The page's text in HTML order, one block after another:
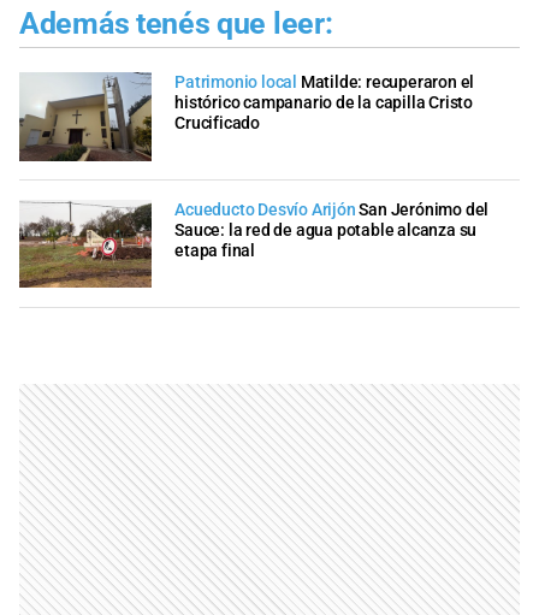
Además tenés que leer:
Patrimonio local Matilde: recuperaron el
histórico campanario de la capilla Cristo
Crucificado
Acueducto Desvío Arijón San Jerónimo del
Sauce: la red de agua potable alcanza su
etapa final